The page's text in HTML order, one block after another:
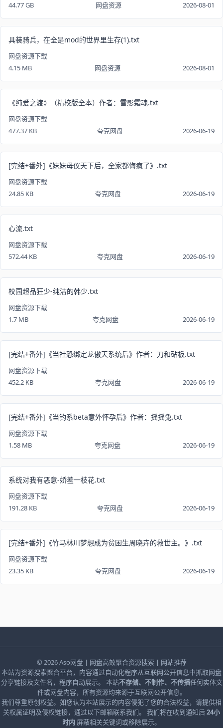
44.77 GB
网盘资源 2026-08-01
具装骑兵，在全是mod的世界里生存(1).txt
网盘资源下载
4.15 MB
网盘资源 2026-08-01
《纯爱之渡》（精校版全本）作者：雪影霜魂.txt
网盘资源下载
477.37 KB
夸克网盘 2026-06-19
[完结+番外]《妹妹母仪天下后，全家都悔疯了》.txt
网盘资源下载
24.85 KB
夸克网盘 2026-06-19
心流.txt
网盘资源下载
572.44 KB
夸克网盘 2026-06-19
校园超品狂少-纯洁的韩少.txt
网盘资源下载
1.7 MB
夸克网盘 2026-06-19
[完结+番外]《当社恐绑定龙傲天系统后》作者：刀和砧板.txt
网盘资源下载
452.2 KB
夸克网盘 2026-06-19
[完结+番外]《当钓系beta意外怀孕后》作者：摇摇兔.txt
网盘资源下载
1.58 MB
夸克网盘 2026-06-19
系统对我有恶意-娇羞一枝花.txt
网盘资源下载
191.28 KB
夸克网盘 2026-06-19
[完结+番外]《竹马林川梦想成为贫困生周晓卉的救世主。》.txt
网盘资源下载
23.35 KB
夸克网盘 2026-06-19
© 2026Aso网盘| 网盘高效聚合资源搜索 | 网站推荐
本站为资源搜索聚合平台，内容通过自动化程序从互联网公开信息中抓取网盘
分享链接及文件名，程序自动展示。 本站不存储、不制作、不传播任何实体文
件或网盘内容，所有资源均来源于互联网公开信息。
我们尊重原创权益。如您认为本站展示的内容侵犯了您的合法权益，请提供相
关权属证明及侵权链接，通过以下邮箱联系我们。 我们将在收到通知后24小
时内 屏蔽相关关键词或移除展示。